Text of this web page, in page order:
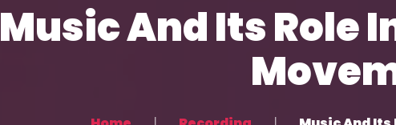
Music And Its Role